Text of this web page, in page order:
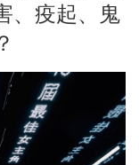
、疫起、鬼